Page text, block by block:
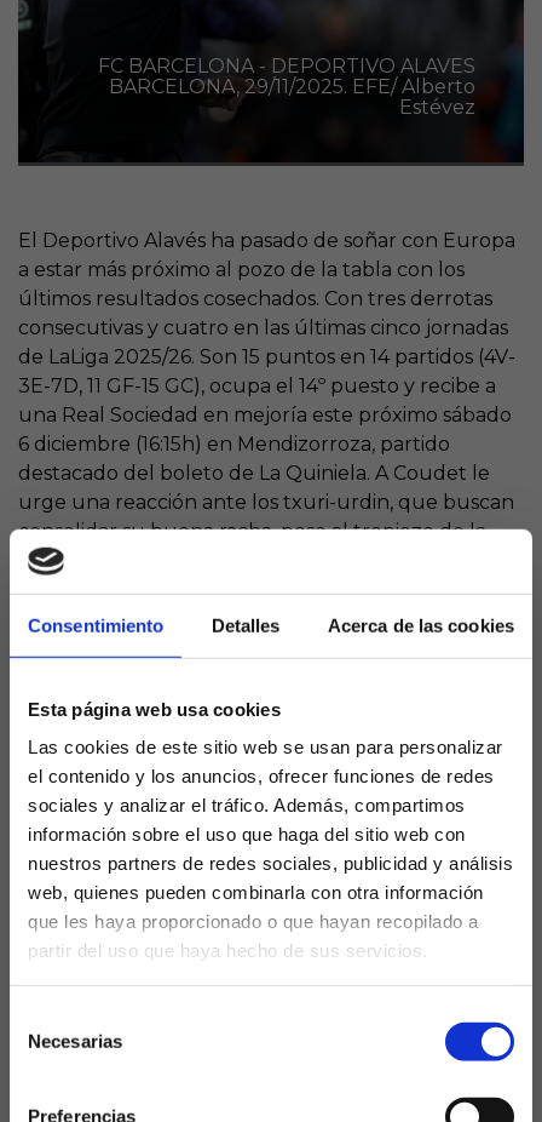
Consentimiento Detalles Acerca de las cookies
Esta página web usa cookies
Las cookies de este sitio web se usan para personalizar
el contenido y los anuncios, ofrecer funciones de redes
sociales y analizar el tráfico. Además, compartimos
información sobre el uso que haga del sitio web con
nuestros partners de redes sociales, publicidad y análisis
web, quienes pueden combinarla con otra información
que les haya proporcionado o que hayan recopilado a
partir del uso que haya hecho de sus servicios.
Necesarias
Preferencias
SÍ, SOY MAYOR DE 18 AÑOS
FC BARCELONA - DEPORTIVO ALAVES
BARCELONA, 29/11/2025. EFE/ Alberto
Estévez
El Deportivo Alavés ha pasado de soñar con Europa
a estar más próximo al pozo de la tabla con los
últimos resultados cosechados. Con tres derrotas
consecutivas y cuatro en las últimas cinco jornadas
de LaLiga 2025/26. Son 15 puntos en 14 partidos (4V-
3E-7D, 11 GF-15 GC), ocupa el 14º puesto y recibe a
una Real Sociedad en mejoría este próximo sábado
6 diciembre (16:15h) en Mendizorroza, partido
destacado del boleto de La Quiniela. A Coudet le
urge una reacción ante los txuri-urdin, que buscan
consolidar su buena racha, pese al tropiezo de la
última jornada frente a un imparable Villarreal.
Racha negativa alarmante
en los cinco últimos duelos, con solo un empate en
ese tramo. Tras un inicio prometedor (4 victorias en
las primeras 7 jornadas), la realidad es cruda: 46%
derrotas totales y diferencial -3 que les deja a 4
puntos del descenso. 30 amarillas y 1 roja reflejan
intensidad pero cierto descontrol defensivo.
Del sueño europeo a la zona
baja
clave, rozando puestos europeos en las primeras
Caída abrupta
: Desde J8, solo 3 puntos en 7